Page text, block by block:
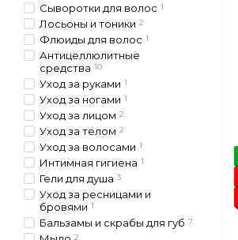
Сыворотки для волос 1
Лосьоны и тоники 2
Флюиды для волос 1
Антицеллюлитные
средства 10
Уход за руками 1
Уход за ногами 1
Уход за лицом 2
Уход за телом 2
Уход за волосами 1
Интимная гигиена 1
Гели для душа 3
Уход за ресницами и
бровями 1
Бальзамы и скрабы для губ 7
2